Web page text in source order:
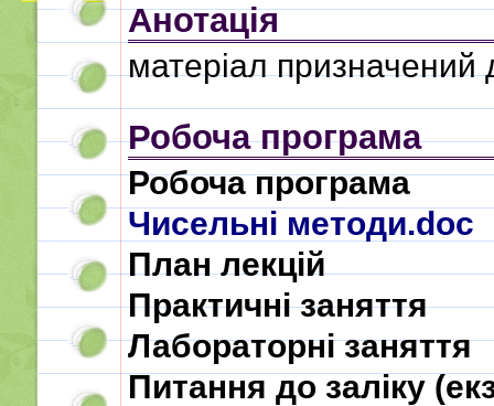
Анотація
матеріал призначений
Робоча програма
Робоча програма
Чисельні методи.doc
План лекцій
Практичні заняття
Лабораторні заняття
Питання до заліку